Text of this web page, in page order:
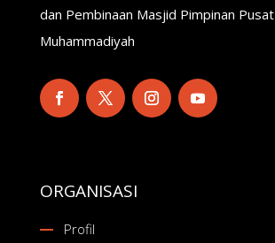
dan Pembinaan Masjid Pimpinan Pusat
Muhammadiyah
ORGANISASI
Profil